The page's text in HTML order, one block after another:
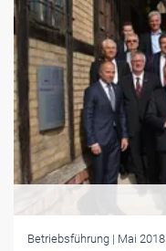
Betriebsführung | Mai 2018